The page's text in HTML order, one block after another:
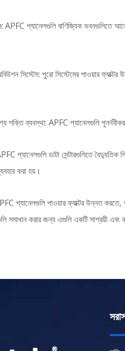
APFC প্যানেলগুলি বাণিজ্যিক ভবনগুলিতে
সিস্টেম: পুরো সিস্টেমের পাওয়ার
শক্তি ব্যবস্থা: APFC প্যানেলগুলি
প্যানেলগুলি ডাটা সেন্টারগুলিতে
করা হয়।
প্যানেলগুলি পাওয়ার ফ্যাক্টর উন্নত
সমাধান করার জন্য এগুলি একটি সাশ্রয়ী এবং